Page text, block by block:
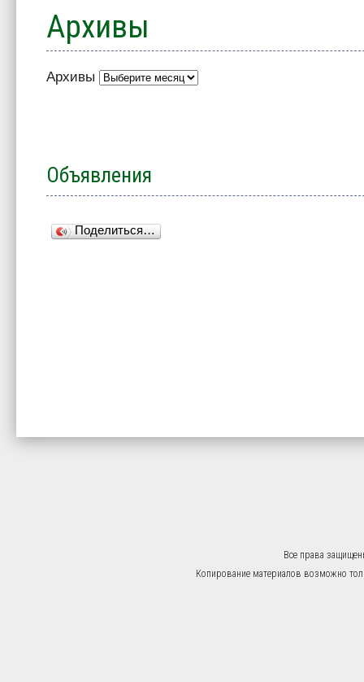
Архивы
Архивы
Объявления
Поделиться…
Все права
Копирование материалов возможно